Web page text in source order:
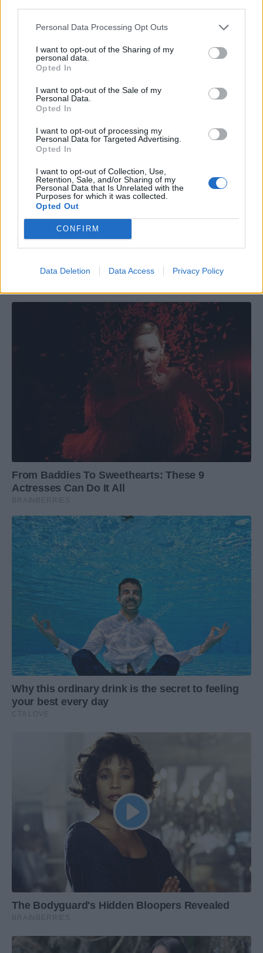
Personal Data Processing Opt Outs
I want to opt-out of the Sharing of my
personal data.
Opted In
I want to opt-out of the Sale of my
Personal Data.
Opted In
I want to opt-out of processing my
Personal Data for Targeted Advertising.
Opted In
I want to opt-out of Collection, Use,
Retention, Sale, and/or Sharing of my
Personal Data that Is Unrelated with the
Purposes for which it was collected.
Opted Out
CONFIRM
Data Deletion Data Access Privacy Policy